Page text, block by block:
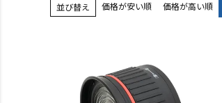
並び替え 価格が安い順 価格が高い順